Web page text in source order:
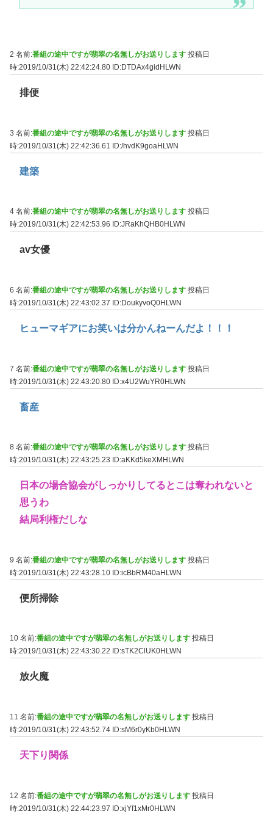
2 名前:番組の途中ですが翡翠の名無しがお送りします 投稿日
時:2019/10/31(木) 22:42:24.80 ID:DTDAx4gidHLWN
排便
3 名前:番組の途中ですが翡翠の名無しがお送りします 投稿日
時:2019/10/31(木) 22:42:36.61 ID:/hvdK9goaHLWN
建築
4 名前:番組の途中ですが翡翠の名無しがお送りします 投稿日
時:2019/10/31(木) 22:42:53.96
ID:JRaKhQHB0HLWN
av女優
6 名前:番組の途中ですが翡翠の名無しがお送りします 投稿日
時:2019/10/31(木) 22:43:02.37
ID:DoukyvoQ0HLWN
ヒューマギアにお笑いは分かんねーんだよ！！！
7 名前:番組の途中ですが翡翠の名無しがお送りします 投稿日
時:2019/10/31(木) 22:43:20.80 ID:x4U2WuYR0HLWN
畜産
8 名前:番組の途中ですが翡翠の名無しがお送りします 投稿日
時:2019/10/31(木) 22:43:25.23
ID:aKKd5keXMHLWN
日本の場合協会がしっかりしてるとこは奪われないと
思うわ
結局利権だしな
9 名前:番組の途中ですが翡翠の名無しがお送りします 投稿日
時:2019/10/31(木) 22:43:28.10 ID:icBbRM40aHLWN
便所掃除
10 名前:番組の途中ですが翡翠の名無しがお送りします 投稿日
時:2019/10/31(木) 22:43:30.22
ID:sTK2ClUK0HLWN
放火魔
11 名前:番組の途中ですが翡翠の名無しがお送りします 投稿日
時:2019/10/31(木) 22:43:52.74 ID:sM6r0yKb0HLWN
天下り関係
12 名前:番組の途中ですが翡翠の名無しがお送りします 投稿日
時:2019/10/31(木) 22:44:23.97 ID:xjYf1xMr0HLWN